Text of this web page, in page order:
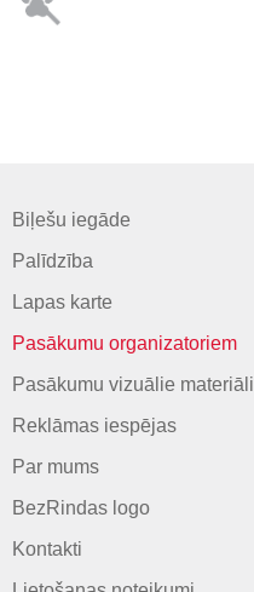
Biļešu iegāde
Palīdzība
Lapas karte
Pasākumu organizatoriem
Pasākumu vizuālie materiāli
Reklāmas iespējas
Par mums
BezRindas logo
Kontakti